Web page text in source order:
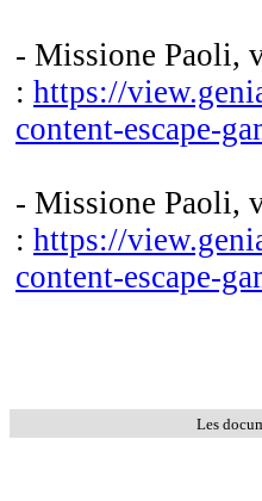
- Missione Paoli,
: https://
content-escape-
- Missione Paoli,
: https://
content-escape-
Les